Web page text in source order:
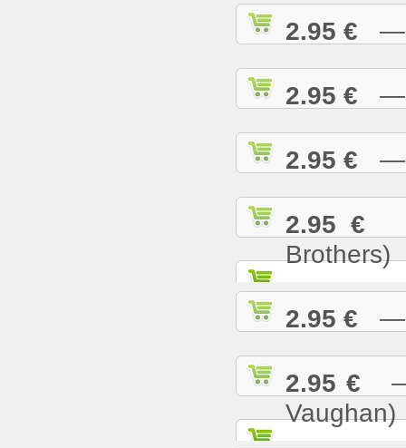
2.95 € —
2.95 € —
2.95 € —
2.95 €
Brothers)
2.95 € —
2.95 € —
Vaughan)